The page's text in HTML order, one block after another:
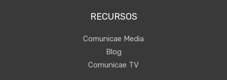
RECURSOS
Comunicae Media
Blog
Comunicae TV